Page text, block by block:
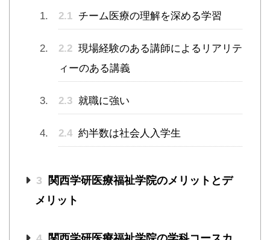
2.1 チーム医療の理解を深める学習
2.2 現場経験のある講師によるリアリテ
ィーのある講義
2.3 就職に強い
2.4 約半数は社会人入学生
3
関西学研医療福祉学院のメリットとデ
メリット